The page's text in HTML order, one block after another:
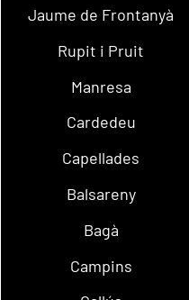
Jaume de Frontanyà
Rupit i Pruit
Manresa
Cardedeu
Capellades
Balsareny
Bagà
Campins